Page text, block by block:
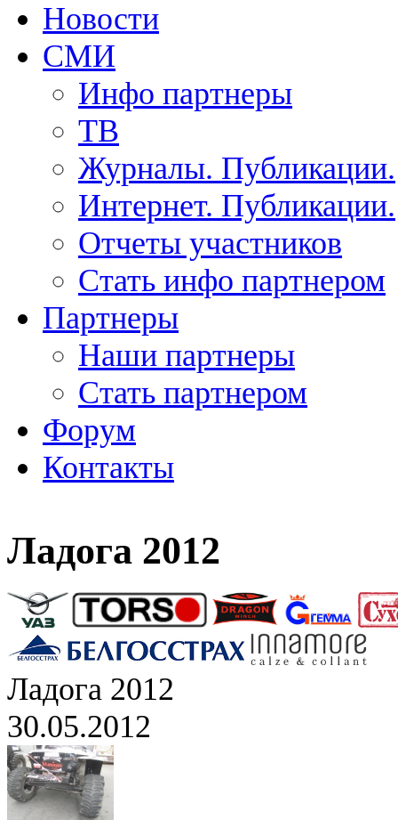
Новости
СМИ
Инфо партнеры
ТВ
Журналы. Публикации.
Интернет. Публикации.
Отчеты участников
Стать инфо партнером
Партнеры
Наши партнеры
Стать партнером
Форум
Контакты
Ладога 2012
Ладога 2012
30.05.2012